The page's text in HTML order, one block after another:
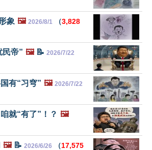
象 🖼️ 2026/8/1 （3,828
民帝” 🖼️📝 2026/7/22
有“习穹” 🖼️ 2026/7/22
就“有了”！？ 🖼️
🖼️📝 2026/6/26 （17,575